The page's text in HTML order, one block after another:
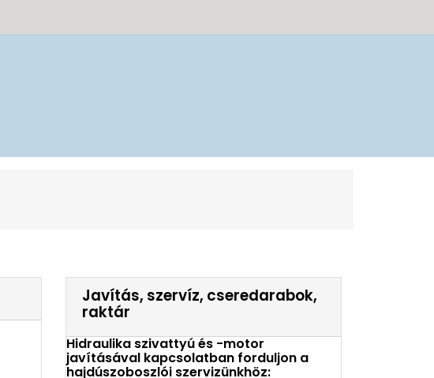
Javítás, szervíz, cseredarabok,
raktár
Hidraulika szivattyú és -motor
javításával kapcsolatban forduljon a
hajdúszoboszlói szervizünkhöz: